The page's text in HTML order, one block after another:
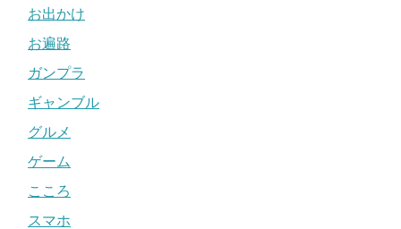
お出かけ
お遍路
ガンプラ
ギャンブル
グルメ
ゲーム
こころ
スマホ